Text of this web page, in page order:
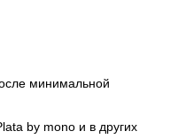
минимальной
by mono и в других